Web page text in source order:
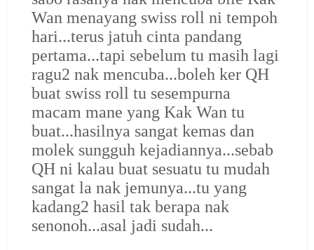
Wan menayang swiss roll ni tempoh
hari...terus jatuh cinta pandang
pertama...tapi sebelum tu masih lagi
ragu2 nak mencuba...boleh ker QH
buat swiss roll tu sesempurna
macam mane yang Kak Wan tu
buat...hasilnya sangat kemas dan
molek sungguh kejadiannya...sebab
QH ni kalau buat sesuatu tu mudah
sangat la nak jemunya...tu yang
kadang2 hasil tak berapa nak
senonoh...asal jadi sudah...